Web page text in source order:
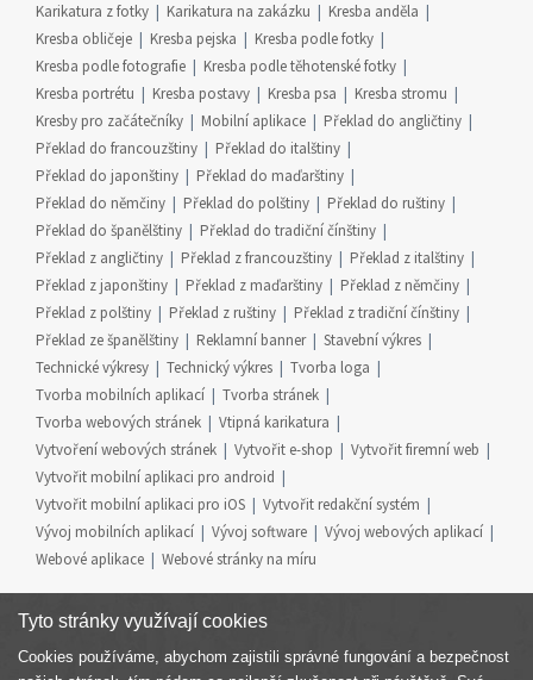
Karikatura z fotky
Karikatura na zakázku
Kresba anděla
Kresba obličeje
Kresba pejska
Kresba podle fotky
Kresba podle fotografie
Kresba podle těhotenské fotky
Kresba portrétu
Kresba postavy Kresba psa
Kresba stromu
Kresby pro začátečníky
Mobilní aplikace
Překlad do angličtiny
Překlad do francouzštiny
Překlad do italštiny
Překlad do japonštiny
Překlad do maďarštiny
Překlad do němčiny
Překlad do polštiny
Překlad do ruštiny
Překlad do španělštiny
Překlad do tradiční čínštiny
Překlad z angličtiny
Překlad z francouzštiny
Překlad z italštiny
Překlad z japonštiny
Překlad z maďarštiny
Překlad z němčiny
Překlad z polštiny
Překlad z ruštiny
Překlad z tradiční čínštiny
Překlad ze španělštiny
Reklamní banner
Stavební výkres
Technické výkresy
Technický výkres
Tvorba loga
Tvorba mobilních aplikací
Tvorba stránek
Tvorba webových stránek
Vtipná karikatura
Vytvoření webových stránek
Vytvořit e-shop
Vytvořit firemní web
Vytvořit mobilní aplikaci pro android
Vytvořit mobilní aplikaci pro iOS
Vytvořit redakční systém
Vývoj mobilních aplikací
Vývoj software
Vývoj webových aplikací
Webové aplikace
Webové stránky na míru
Tyto stránky využívají cookies
Cookies používáme, abychom zajistili správné fungování a bezpečnost